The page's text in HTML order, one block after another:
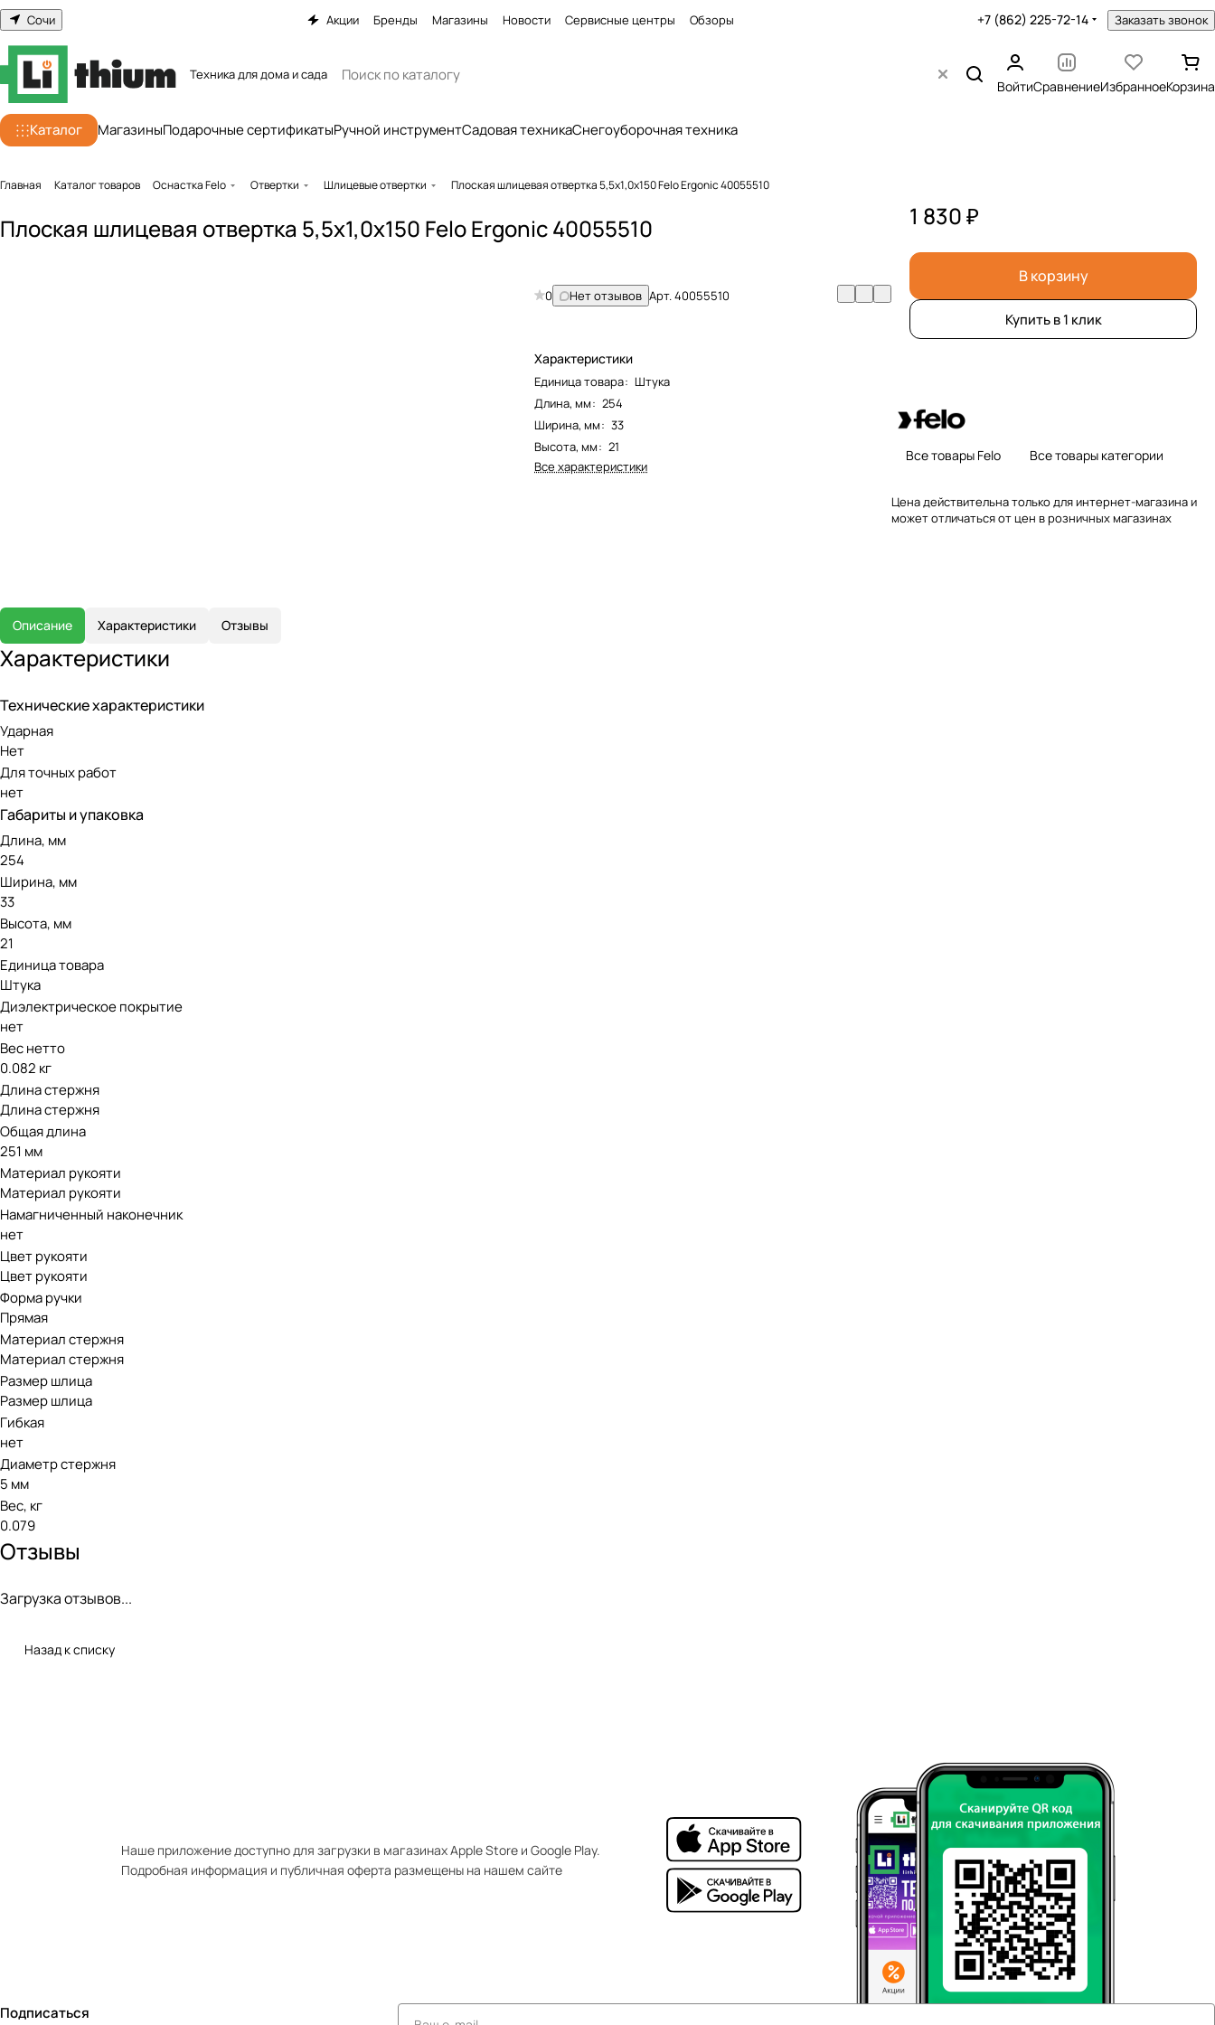
Сочи Акции Бренды Магазины Новости Сервисные центры Обзоры +7 (862) 225-72-14 Заказать звонок
Техника для дома и сада
ВойтиСравнениеИзбранноеКорзина
Каталог МагазиныПодарочные сертификатыРучной инструментСадовая техникаСнегоуборочная техника
Главная Каталог товаров Оснастка Felo Отвертки Шлицевые отвертки Плоская шлицевая отвертка 5,5х1,0х150 Felo Ergonic 40055510
Плоская шлицевая отвертка 5,5х1,0х150 Felo Ergonic 40055510
0 Нет отзывов Арт.40055510
Характеристики
Единица товара: Штука
Длина, мм: 254
Ширина, мм: 33
Высота, мм: 21
Все характеристики
1 830 ₽
В корзину
Купить в 1 клик
Все товары Felo Все товары категории
Цена действительна только для интернет-магазина и
может отличаться от цен в розничных магазинах
Описание Характеристики Отзывы
Характеристики
Технические характеристики
Ударная
Нет
Для точных работ
нет
Габариты и упаковка
Длина, мм
254
Ширина, мм
33
Высота, мм
21
Единица товара
Штука
Диэлектрическое покрытие
нет
Вес нетто
0.082 кг
Длина стержня
Длина стержня
Общая длина
251 мм
Материал рукояти
Материал рукояти
Намагниченный наконечник
нет
Цвет рукояти
Цвет рукояти
Форма ручки
Прямая
Материал стержня
Материал стержня
Размер шлица
Размер шлица
Гибкая
нет
Диаметр стержня
5 мм
Вес, кг
0.079
Отзывы
Загрузка отзывов...
Назад к списку
Наше приложение доступно для загрузки в магазинах Apple Store и Google Play.
Подробная информация и публичная оферта размещены на нашем сайте
Подписаться